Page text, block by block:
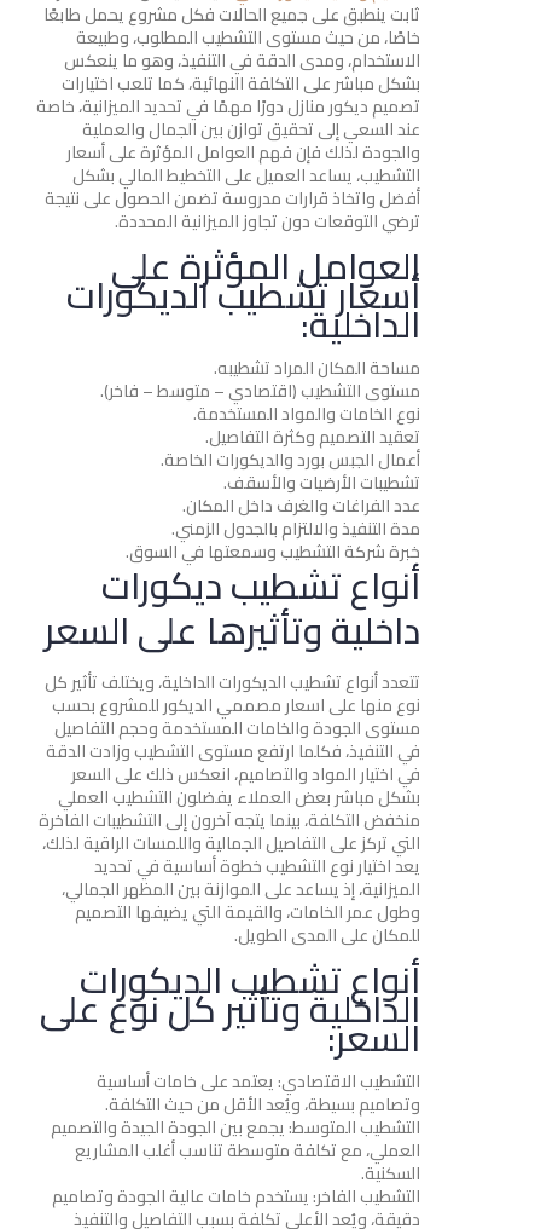
ثابت ينطبق على جميع الحالات فكل مشروع يحمل طابعًا
خاصًا، من حيث مستوى التشطيب المطلوب، وطبيعة
الاستخدام، ومدى الدقة في التنفيذ، وهو ما ينعكس
بشكل مباشر على التكلفة النهائية، كما تلعب اختيارات
تصميم ديكور منازل دورًا مهمًا في تحديد الميزانية، خاصة
عند السعي إلى تحقيق توازن بين الجمال والعملية
والجودة لذلك فإن فهم العوامل المؤثرة على أسعار
التشطيب، يساعد العميل على التخطيط المالي بشكل
أفضل واتخاذ قرارات مدروسة تضمن الحصول على نتيجة
ترضي التوقعات دون تجاوز الميزانية المحددة.
العوامل المؤثرة على
أسعار تشطيب الديكورات
الداخلية:
مساحة المكان المراد تشطيبه.
مستوى التشطيب (اقتصادي – متوسط – فاخر).
نوع الخامات والمواد المستخدمة.
تعقيد التصميم وكثرة التفاصيل.
أعمال الجبس بورد والديكورات الخاصة.
تشطيبات الأرضيات والأسقف.
عدد الفراغات والغرف داخل المكان.
مدة التنفيذ والالتزام بالجدول الزمني.
خبرة شركة التشطيب وسمعتها في السوق.
أنواع تشطيب ديكورات
داخلية وتأثيرها على السعر
تتعدد أنواع تشطيب الديكورات الداخلية، ويختلف تأثير كل
نوع منها على اسعار مصممي الديكور للمشروع بحسب
مستوى الجودة والخامات المستخدمة وحجم التفاصيل
في التنفيذ، فكلما ارتفع مستوى التشطيب وزادت الدقة
في اختيار المواد والتصاميم، انعكس ذلك على السعر
بشكل مباشر بعض العملاء يفضلون التشطيب العملي
منخفض التكلفة، بينما يتجه آخرون إلى التشطيبات الفاخرة
التي تركز على التفاصيل الجمالية واللمسات الراقية لذلك،
يعد اختيار نوع التشطيب خطوة أساسية في تحديد
الميزانية، إذ يساعد على الموازنة بين المظهر الجمالي،
وطول عمر الخامات، والقيمة التي يضيفها التصميم
للمكان على المدى الطويل.
أنواع تشطيب الديكورات
الداخلية وتأثير كل نوع على
السعر:
التشطيب الاقتصادي: يعتمد على خامات أساسية
وتصاميم بسيطة، ويُعد الأقل من حيث التكلفة.
التشطيب المتوسط: يجمع بين الجودة الجيدة والتصميم
العملي، مع تكلفة متوسطة تناسب أغلب المشاريع
السكنية.
التشطيب الفاخر: يستخدم خامات عالية الجودة وتصاميم
دقيقة، ويُعد الأعلى تكلفة بسبب التفاصيل والتنفيذ